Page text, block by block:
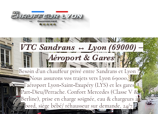
VTC Sandrans ↔ Lyon (69000) –
Aéroport & Gares
Besoin d’un chauffeur privé entre Sandrans et Lyon ?
Nous assurons vos trajets vers Lyon 69000,
l’aéroport Lyon‑Saint‑Exupéry (LYS) et les gares
Part‑Dieu/Perrache. Confort Mercedes (Classe V &
Berline), prise en charge soignée, eau & chargeurs à
bord, siège bébé/ réhausseur sur demande, 24/7.